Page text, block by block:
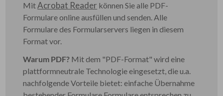
MitAcrobat Reader können Sie alle PDF-
Formulare online ausfüllen und senden. Alle
Formulare des Formularservers liegen in diesem
Format vor.
Warum PDF? Mit dem "PDF-Format" wird eine
plattformneutrale Technologie eingesetzt, die u.a.
nachfolgende Vorteile bietet: einfache Übernahme